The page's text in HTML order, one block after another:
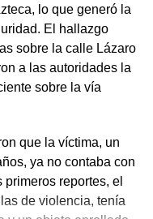
lo que generó la
El hallazgo
sobre la calle Lázaro
a las autoridades la
sobre la vía
que la víctima, un
ya no contaba con
reportes, el
de violencia, tenía